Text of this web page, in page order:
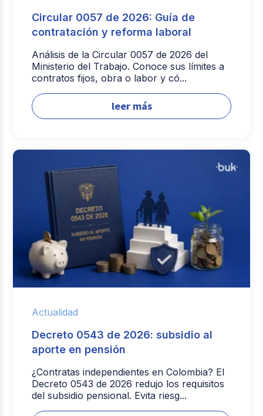
Circular 0057 de 2026: Guía de
contratación y reforma laboral
Análisis de la Circular 0057 de 2026 del
Ministerio del Trabajo. Conoce sus límites a
contratos fijos, obra o labor y có...
leer más
Actualidad
Decreto 0543 de 2026: subsidio al
aporte en pensión
¿Contratas independientes en Colombia? El
Decreto 0543 de 2026 redujo los requisitos
del subsidio pensional. Evita riesg...